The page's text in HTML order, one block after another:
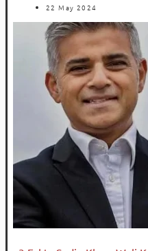
22 May 2024